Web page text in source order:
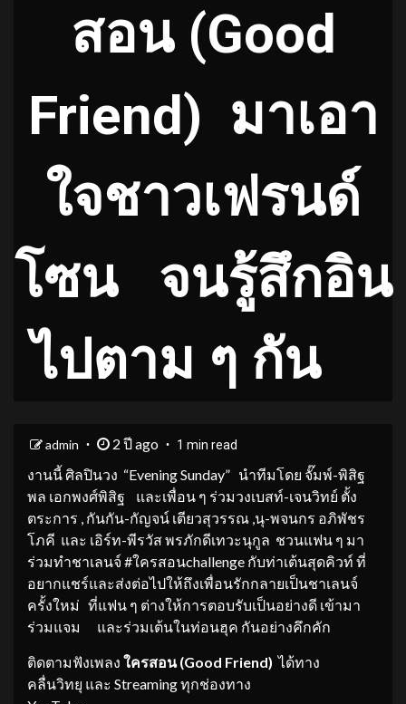
สอน (Good
Friend) มาเอา
ใจชาวเฟรนด์
โซน จนรู้สึกอิน
ไปตาม ๆ กัน
admin 2 ปี ago 1 min read
งานนี้ ศิลปินวง “Evening Sunday” นำทีมโดย จั๊มพ์-พิสิฐ
พล เอกพงศ์พิสิฐ และเพื่อน ๆ ร่วมวงเบสท์-เจนวิทย์ ตั้ง
ตระการ , กันกัน-กัญจน์ เตียวสุวรรณ ,นุ-พจนกร อภิพัชร
โภคี และ เอิร์ท-พีรวัส พรภักดีเทวะนุกูล ชวนแฟน ๆ มา
ร่วมทำชาเลนจ์ #ใครสอนchallenge กับท่าเต้นสุดคิวท์ ที่
อยากแชร์และส่งต่อไปให้ถึงเพื่อนรักกลายเป็นชาเลนจ์
ครั้งใหม่ ที่แฟน ๆ ต่างให้การตอบรับเป็นอย่างดี เข้ามา
ร่วมแจม และร่วมเต้นในท่อนฮุค กันอย่างคึกคัก
ติดตามฟังเพลง ใครสอน (Good Friend) ได้ทาง
คลื่นวิทยุ และ Streaming ทุกช่องทาง